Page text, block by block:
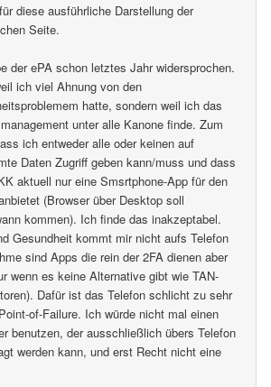
diese ausführliche Darstellung der
Seite.
der ePA schon letztes Jahr widersprochen.
ich viel Ahnung von den
hatte, sondern weil ich das
unter alle Kanone finde. Zum
ich entweder alle oder keinen auf
Daten Zugriff geben kann/muss und dass
aktuell nur eine Smsrtphone-App für den
(Browser über Desktop soll
kommen). Ich finde das inakzeptabel.
Gesundheit kommt mir nicht aufs Telefon
sind Apps die rein der 2FA dienen aber
wenn es keine Alternative gibt wie TAN-
Dafür ist das Telefon schlicht zu sehr
of-Failure. Ich würde nicht mal einen
benutzen, der ausschließlich übers Telefon
werden kann, und erst Recht nicht eine